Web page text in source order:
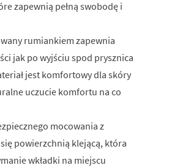
zapewnią pełną swobodę i
rumiankiem zapewnia
jak po wyjściu spod prysznica
jest komfortowy dla skóry
uczucie komfortu na co
mocowania z
powierzchnią klejącą, która
wkładki na miejscu